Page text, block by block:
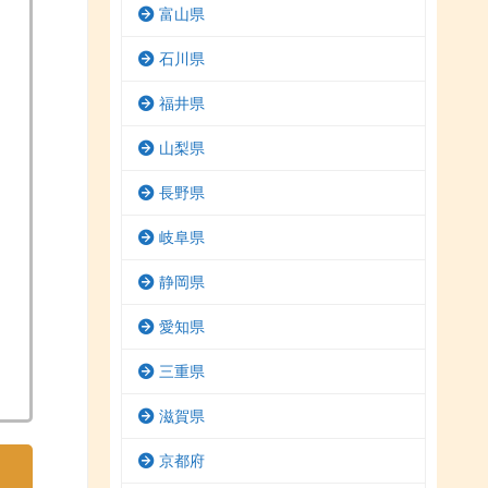
富山県
石川県
福井県
山梨県
長野県
岐阜県
静岡県
愛知県
三重県
滋賀県
京都府